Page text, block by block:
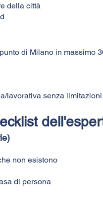
della città
di Milano in massimo
lavorativa senza
non esistono
di persona